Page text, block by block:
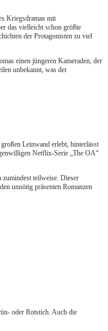
Kriegsdramas mit
das vielleicht schon größte
der Protagonisten zu viel
einen jüngeren Kameraden, der
unbekannt, was der
Leinwand erlebt, hinterlässt
Netflix-Serie „The OA“
zumindest teilweise. Dieser
unnötig präsenten Romanzen
oder Rotstich. Auch die